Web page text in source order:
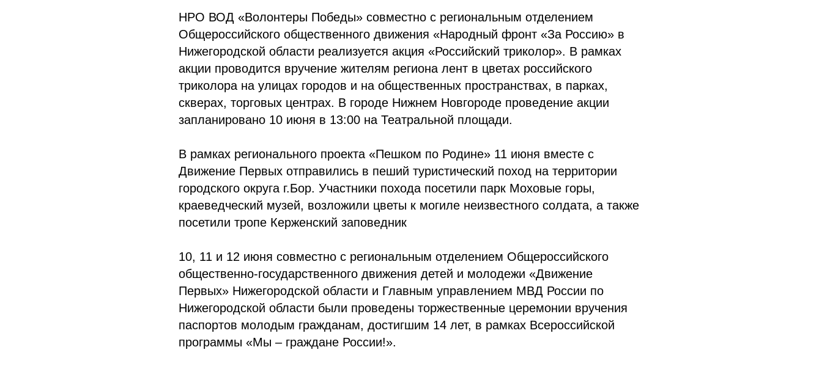
НРО ВОД «Волонтеры Победы» совместно с региональным отделением
Общероссийского общественного движения «Народный фронт «За Россию» в
Нижегородской области реализуется акция «Российский триколор». В рамках
акции проводится вручение жителям региона лент в цветах российского
триколора на улицах городов и на общественных пространствах, в парках,
скверах, торговых центрах. В городе Нижнем Новгороде проведение акции
запланировано 10 июня в 13:00 на Театральной площади.
В рамках регионального проекта «Пешком по Родине» 11 июня вместе с
Движение Первых отправились в пеший туристический поход на территории
городского округа г.Бор. Участники похода посетили парк Моховые горы,
краеведческий музей, возложили цветы к могиле неизвестного солдата, а также
посетили тропе Керженский заповедник
10, 11 и 12 июня совместно с региональным отделением Общероссийского
общественно-государственного движения детей и молодежи «Движение
Первых» Нижегородской области и Главным управлением МВД России по
Нижегородской области были проведены торжественные церемонии вручения
паспортов молодым гражданам, достигшим 14 лет, в рамках Всероссийской
программы «Мы – граждане России!».